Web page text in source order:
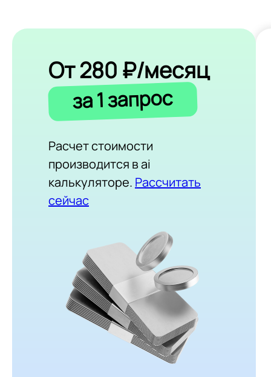
От 280 ₽/месяц
за 1 запрос
Расчет стоимости
производится в ai
калькуляторе. Рассчитать
сейчас